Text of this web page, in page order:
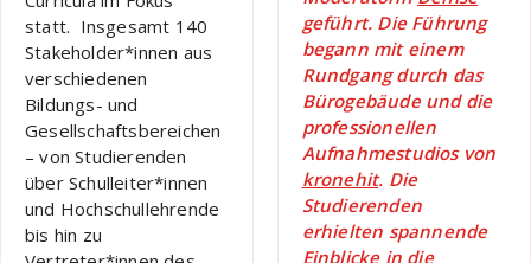
statt. Insgesamt 140
Stakeholder*innen aus
verschiedenen
Bildungs- und
Gesellschaftsbereichen
– von Studierenden
über Schulleiter*innen
und Hochschullehrende
bis hin zu
geführt. Die Führung
begann mit einem
Rundgang durch das
Bürogebäude und die
professionellen
Aufnahmestudios von
kronehit. Die
Studierenden
erhielten spannende
Einblicke in die